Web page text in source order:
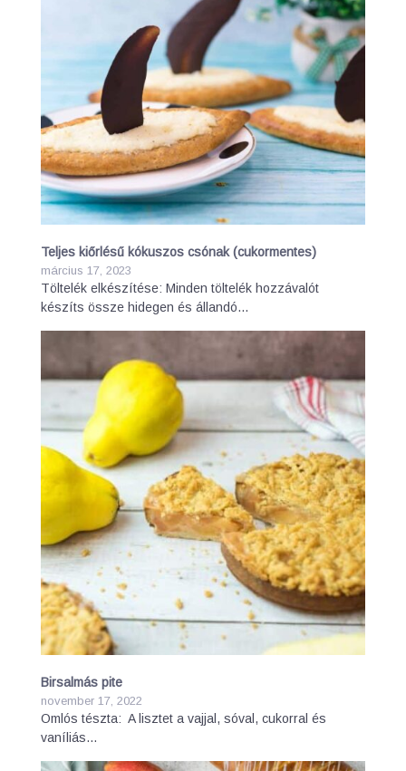
Teljes kiőrlésű kókuszos csónak (cukormentes)
március 17, 2023
Töltelék elkészítése: Minden töltelék hozzávalót
készíts össze hidegen és állandó…
Birsalmás pite
november 17, 2022
Omlós tészta: A lisztet a vajjal, sóval, cukorral és
vaníliás…